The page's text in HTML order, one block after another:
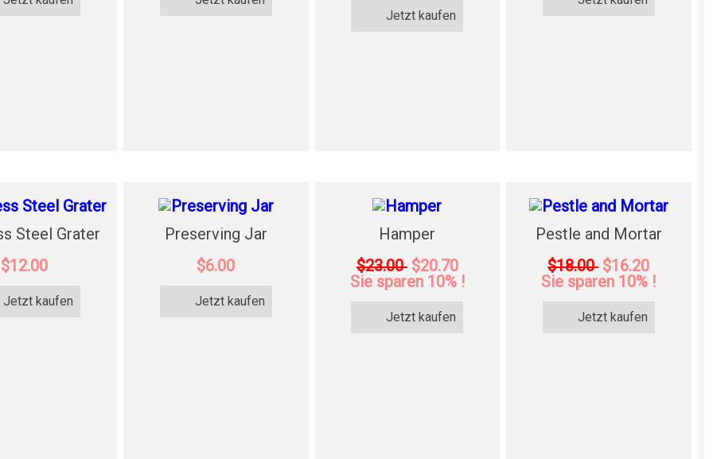
Jetzt kaufen
Steel Grater
$12.00
Jetzt kaufen
Preserving Jar
$6.00
Jetzt kaufen
Hamper
$23.00 $20.70
Sie sparen 10% !
Jetzt kaufen
Pestle and Mortar
$18.00 $16.20
Sie sparen 10% !
Jetzt kaufen